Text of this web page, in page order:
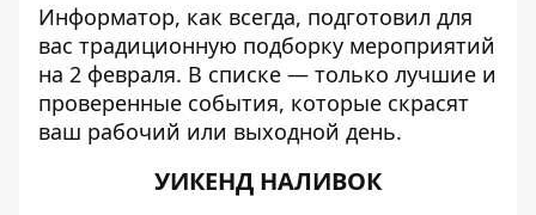
Информатор, как всегда, подготовил для
вас традиционную подборку мероприятий
на 2 февраля. В списке — только лучшие и
проверенные события, которые скрасят
ваш рабочий или выходной день.
УИКЕНД НАЛИВОК